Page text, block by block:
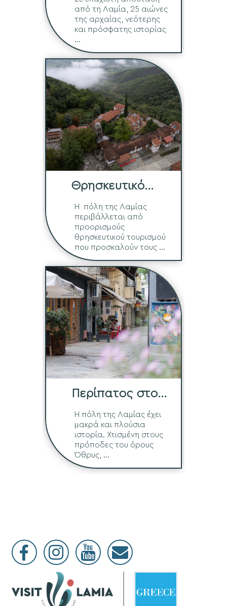
από τη Λαμία, 25 αιώνες
της αρχαίας, νεότερης
και πρόσφατης ιστορίας
...
Θρησκευτικό
Τρίγωνο
Η πόλη της Λαμίας
περιβάλλεται από
προορισμούς
θρησκευτικού τουρισμού
που προσκαλούν τους ...
Περίπατος στο
Ιστορικό Κέντρο
Η πόλη της Λαμίας έχει
μακρά και πλούσια
ιστορία. Χτισμένη στους
πρόποδες του όρους
Όθρυς, ...